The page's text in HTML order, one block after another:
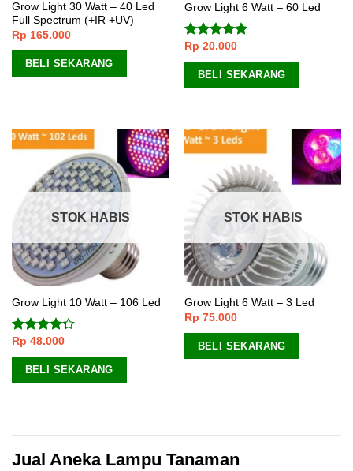
Grow Light 30 Watt – 40 Led
Full Spectrum (+IR +UV)
Rp 165.000
BELI SEKARANG
Grow Light 6 Watt – 60 Led
Dinilai5.00
dari 5
Rp 20.000
BELI SEKARANG
STOK HABIS
Grow Light 10 Watt – 106 Led
Dinilai
4.00dari
Rp 48.000
BELI SEKARANG
STOK HABIS
Grow Light 6 Watt – 3 Led
Rp 75.000
BELI SEKARANG
Jual Aneka Lampu Tanaman